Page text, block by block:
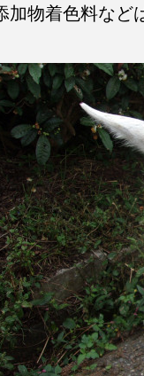
加物着色料など